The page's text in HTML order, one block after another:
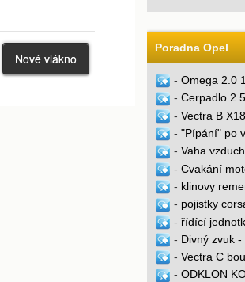
Poradna Opel
- Omega 2.0
- Cerpadlo
- Vectra B
- "Pípání" po
- Vaha
- Cvakání
- klinovy
- pojistky
- řídící
- Divný zvuk -
- Vectra C
- ODKLON